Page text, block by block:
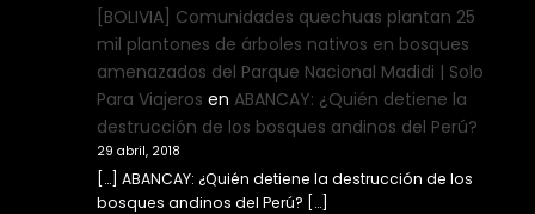
[BOLIVIA] Comunidades quechuas plantan 25
mil plantones de árboles nativos en bosques
amenazados del Parque Nacional Madidi | Solo
Para Viajeros en ABANCAY: ¿Quién detiene la
destrucción de los bosques andinos del Perú?
29 abril, 2018
[…] ABANCAY: ¿Quién detiene la destrucción de los
bosques andinos del Perú? […]